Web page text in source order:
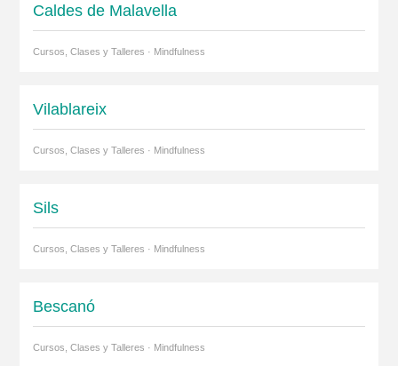
Caldes de Malavella
Cursos, Clases y Talleres · Mindfulness
Vilablareix
Cursos, Clases y Talleres · Mindfulness
Sils
Cursos, Clases y Talleres · Mindfulness
Bescanó
Cursos, Clases y Talleres · Mindfulness